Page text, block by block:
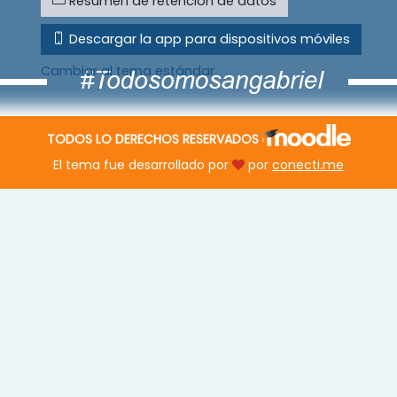
Descargar la app para dispositivos móviles
Cambiar al tema estándar
TODOS LO DERECHOS RESERVADOS
El tema fue desarrollado por
por conecti.me